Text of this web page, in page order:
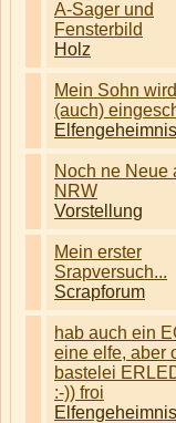
A-Sager und
Fensterbild
Holz
Mein Sohn wird
(auch)
Noch ne Neue
NRW
Vorstellung
Mein erster
Srapversuch...
Scrapforum
hab auch ein
eine elfe, aber
bastelei
:-)) froi